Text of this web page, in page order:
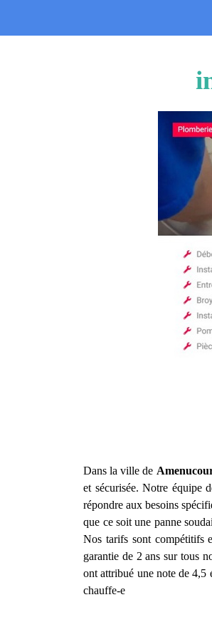
Dans la ville de
et sécurisée. Notre équipe
répondre aux besoins
que ce soit une panne
Nos tarifs sont compétitifs
garantie de 2 ans sur tous
ont attribué une note de
chauffe-e